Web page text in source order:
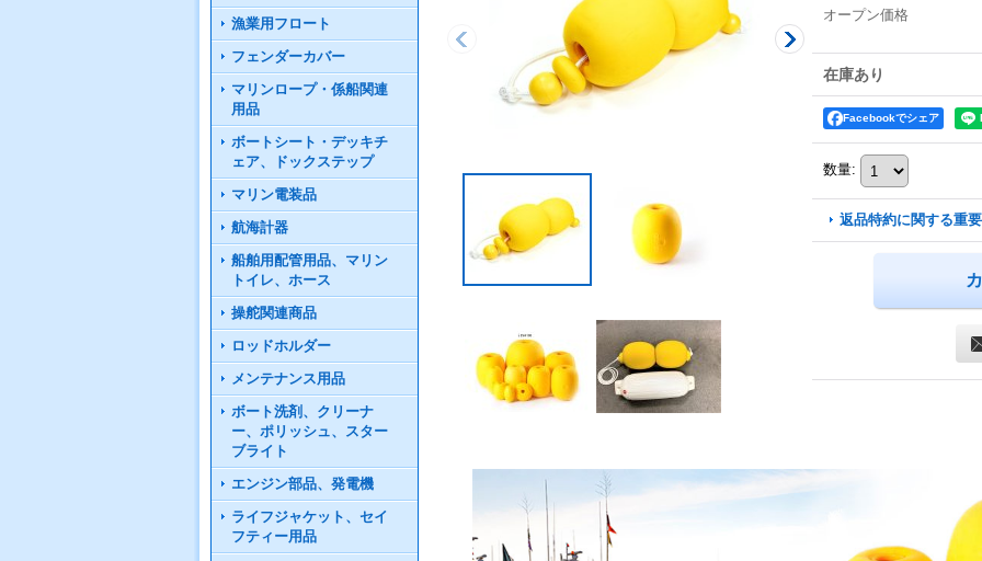
漁業用フロート
フェンダーカバー
マリンロープ・係船関連
用品
ボートシート・デッキチ
ェア、ドックステップ
マリン電装品
航海計器
船舶用配管用品、マリン
トイレ、ホース
操舵関連商品
ロッドホルダー
メンテナンス用品
ボート洗剤、クリーナ
ー、ポリッシュ、スター
ブライト
エンジン部品、発電機
ライフジャケット、セイ
フティー用品
オープン価格
在庫あり
Facebookでシェア
数量:
返品特約に関する重